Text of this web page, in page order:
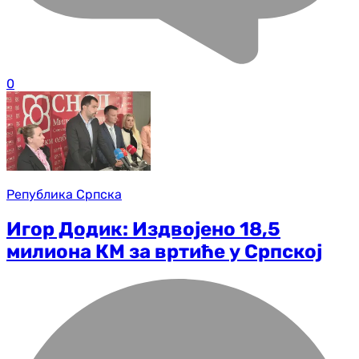
0
Република Српска
Игор Додик: Издвојено 18,5
милиона КМ за вртиће у Српској